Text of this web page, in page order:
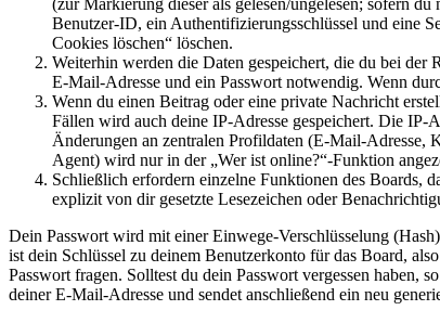
Benutzer-ID, ein Authentifizierungsschlüssel und eine
Cookies löschen“ löschen.
Weiterhin werden die Daten gespeichert, die du bei der
E-Mail-Adresse und ein Passwort notwendig. Wenn
Wenn du einen Beitrag oder eine private Nachricht
Fällen wird auch deine IP-Adresse gespeichert. Die
Änderungen an zentralen Profildaten (E-Mail-Adresse,
Agent) wird nur in der „Wer ist online?“-Funktion
Schließlich erfordern einzelne Funktionen des Boards,
explizit von dir gesetzte Lesezeichen oder
Dein Passwort wird mit einer Einwege-Verschlüsselung
ist dein Schlüssel zu deinem Benutzerkonto für das Board,
Passwort fragen. Solltest du dein Passwort vergessen haben,
deiner E-Mail-Adresse und sendet anschließend ein neu